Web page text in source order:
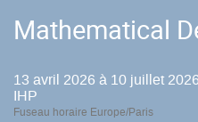
Mathematical
13 avril 2026 à 10 juillet 2026
IHP
Fuseau horaire Europe/Paris